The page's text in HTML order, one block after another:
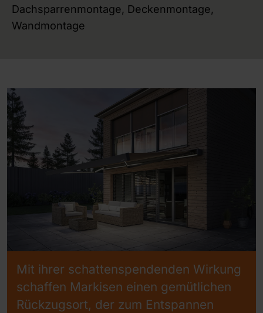
Dachsparrenmontage, Deckenmontage,
Wandmontage
Mit ihrer schattenspendenden Wirkung
schaffen Markisen einen gemütlichen
Rückzugsort, der zum Entspannen